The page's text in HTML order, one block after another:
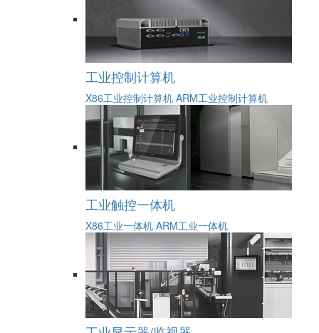
工业控制计算机
X86工业控制计算机 ARM工业控制计算机
工业触控一体机
X86工业一体机 ARM工业一体机